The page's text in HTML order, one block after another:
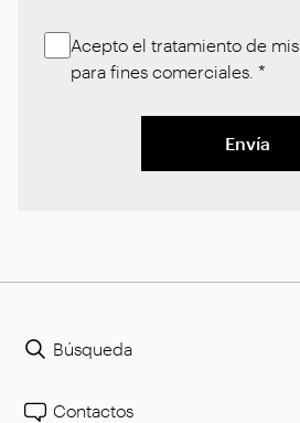
Acepto el tratamiento de mis
para fines comerciales. *
Envía
Búsqueda
Contactos